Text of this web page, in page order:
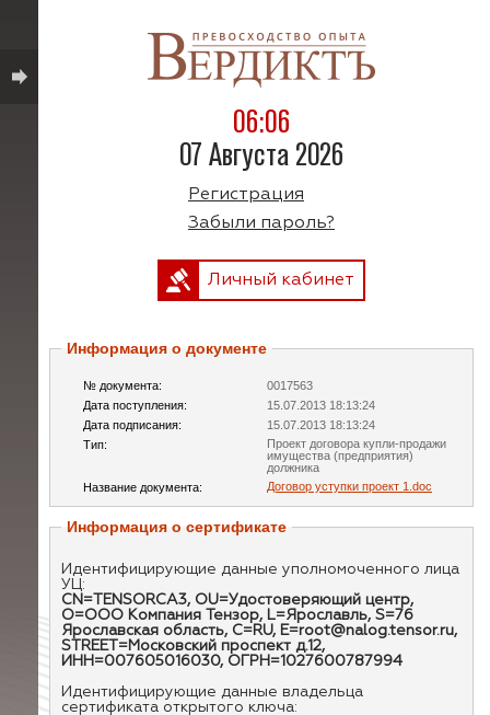
06:06
07 Августа 2026
Регистрация
Забыли пароль?
Личный кабинет
Информация о документе
№ документа:
0017563
Дата поступления:
15.07.2013 18:13:24
Дата подписания:
15.07.2013 18:13:24
Тип:
Проект договора купли-продажи
имущества (предприятия)
должника
Название документа:
Договор уступки проект 1.doc
Информация о сертификате
Идентифицирующие данные уполномоченного лица
УЦ:
CN=TENSORCA3, OU=Удостоверяющий центр,
O=ООО Компания Тензор, L=Ярославль, S=76
Ярославская область, C=RU, E=root@nalog.tensor.ru,
STREET=Московский проспект д.12,
ИНН=007605016030, ОГРН=1027600787994
Идентифицирующие данные владельца
сертификата открытого ключа: